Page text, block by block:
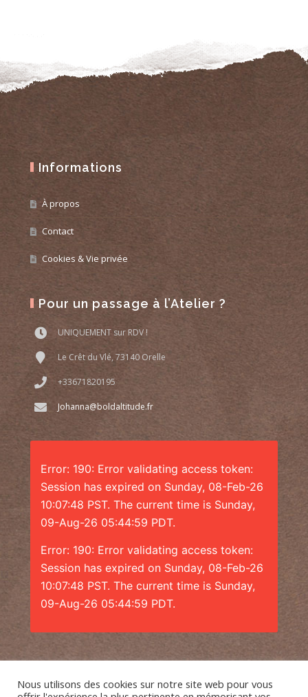
Informations
À propos
Contact
Cookies & Vie privée
Pour un passage à l’Atelier ?
UNIQUEMENT sur RDV !
Le Crêt du Vlé, 73140 Orelle
+33671820195
Johanna@boldaltitude.fr
Error: 190: Error validating access token:
Session has expired on Sunday, 08-Feb-26
10:07:48 PST. The current time is Sunday,
09-Aug-26 05:44:59 PDT.
Error: 190: Error validating access token:
Session has expired on Sunday, 08-Feb-26
10:07:48 PST. The current time is Sunday,
09-Aug-26 05:44:59 PDT.
Nous utilisons des cookies sur notre site web pour vous